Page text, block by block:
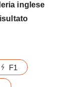
inglese
F1